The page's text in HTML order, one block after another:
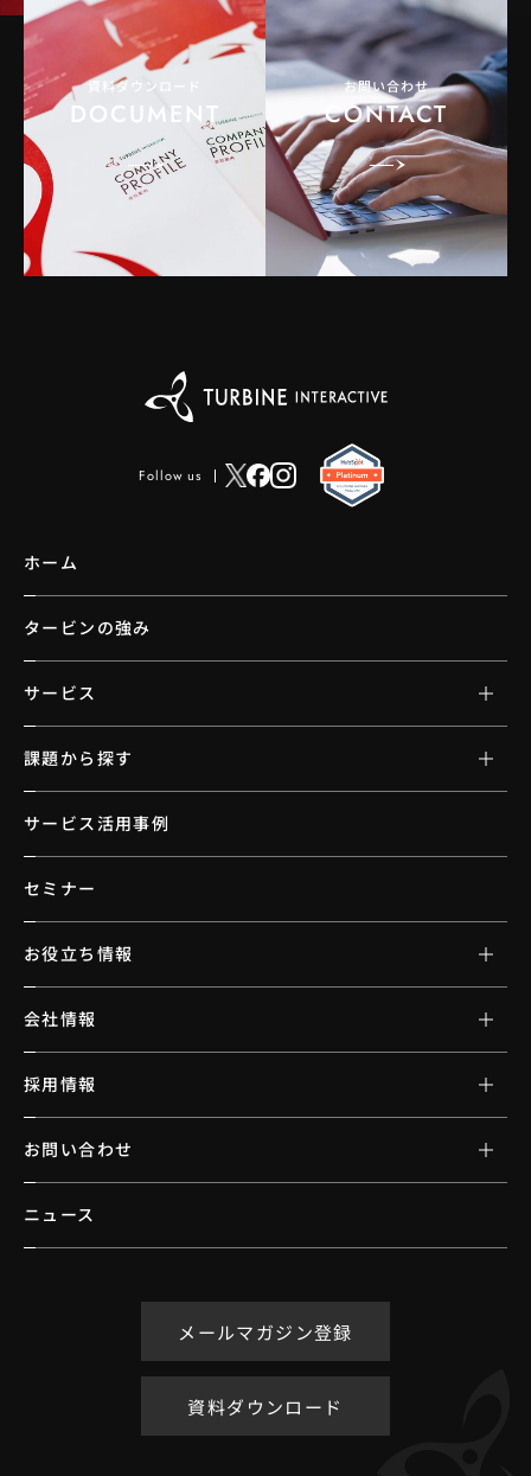
資料ダウンロード
DOCUMENT
お問い合わせ
CONTACT
Follow us
ホーム
タービンの強み
サービス
課題から探す
サービス活用事例
セミナー
お役立ち情報
会社情報
採用情報
お問い合わせ
ニュース
メールマガジン登録
資料ダウンロード